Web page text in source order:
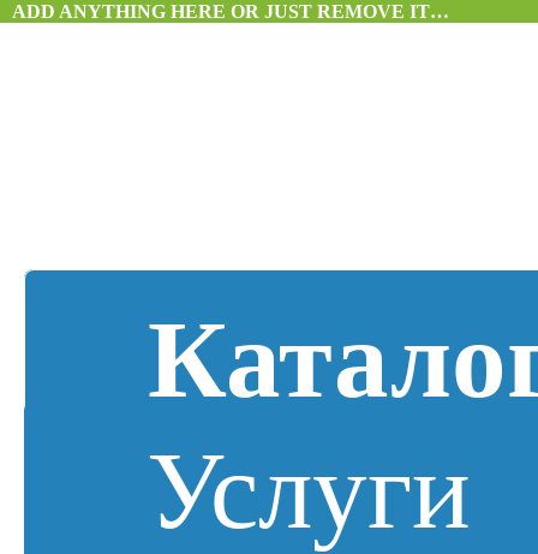
ADD ANYTHING HERE OR JUST REMOVE IT…
Услуги